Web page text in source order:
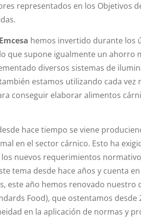
representados en los Objetivos
Emcesa hemos invertido durante los
que supone igualmente un ahorro
diversos sistemas de
estamos utilizando cada vez
conseguir elaborar alimentos
hace tiempo se viene
en el sector cárnico. Esto ha
nuevos requerimientos
tema desde hace años y cuenta
este año hemos renovado
Food), que ostentamos
en la aplicación de normas y